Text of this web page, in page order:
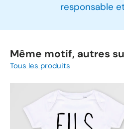
responsable
Même motif, autres
Tous les produits